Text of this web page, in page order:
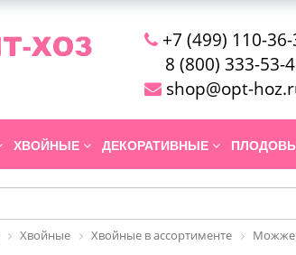
+7 (499) 110-
8 (800) 333-53-
shop@opt-
ХВОЙНЫЕ ДЕКОРАТИВНЫЕ
Хвойные Хвойные в ассортименте